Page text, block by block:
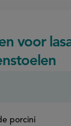
voor
porcini